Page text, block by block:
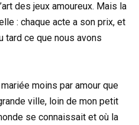
des jeux amoureux. Mais la
: chaque acte a son prix, et
tard ce que nous avons
moins par amour que
ville, loin de mon petit
se connaissait et où la